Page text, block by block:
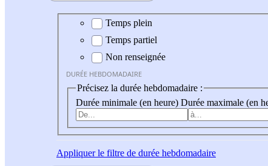
Durée hebdomadaire
Temps plein
Temps partiel
Non renseignée
DURÉE HEBDOMADAIRE
Précisez la durée hebdomadaire :
Durée minimale (en heure) Durée maximale (en
Appliquerle filtre de durée hebdomadaire